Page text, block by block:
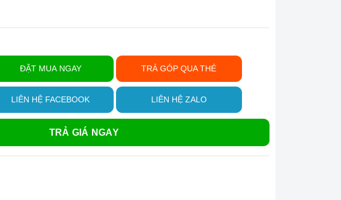
ĐẶT MUA NGAY TRẢ GÓP QUA THẺ
LIÊN HỆ FACEBOOK LIÊN HỆ ZALO
TRẢ GIÁ NGAY